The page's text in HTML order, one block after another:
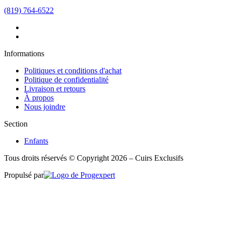
(819) 764-6522
Informations
Politiques et conditions d'achat
Politique de confidentialité
Livraison et retours
À propos
Nous joindre
Section
Enfants
Tous droits réservés © Copyright 2026 – Cuirs Exclusifs
Propulsé par